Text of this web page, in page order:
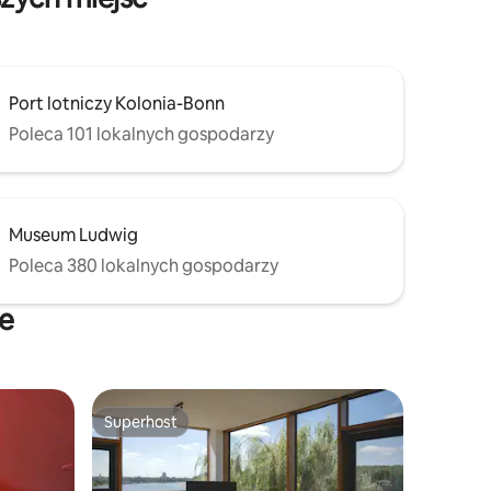
Port lotniczy Kolonia-Bonn
Poleca 101 lokalnych gospodarzy
Museum Ludwig
Poleca 380 lokalnych gospodarzy
Superhost
Superhost